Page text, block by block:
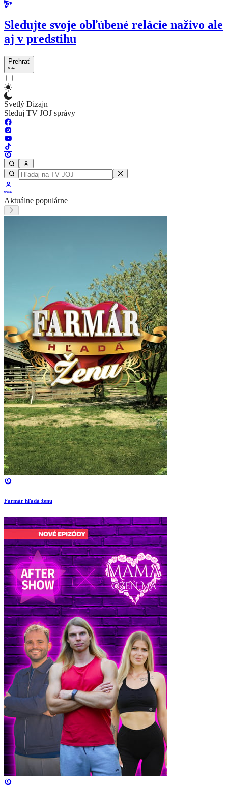
Sledujte svoje obľúbené relácie naživo ale
aj v predstihu
Prehrať
Svetlý Dizajn
Sleduj TV JOJ správy
Aktuálne populárne
Farmár hľadá ženu